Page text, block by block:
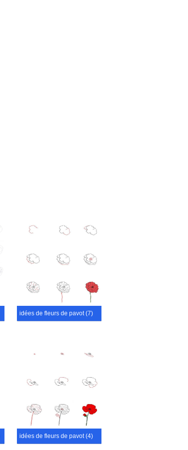
idées de fleurs de pavot (7)
idées de fleurs de pavot (4)